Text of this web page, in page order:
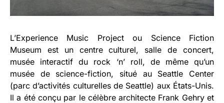
L’Experience Music Project ou Science Fiction
Museum est un centre culturel, salle de concert,
musée interactif du rock ‘n’ roll, de même qu’un
musée de science-fiction, situé au Seattle Center
(parc d’activités culturelles de Seattle) aux États-Unis.
Il a été conçu par le célèbre architecte Frank Gehry et